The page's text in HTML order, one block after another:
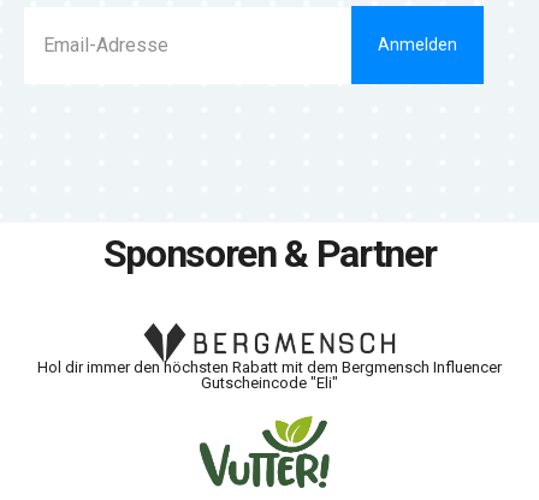
Anmelden
Sponsoren & Partner
Hol dir immer den höchsten Rabatt mit dem Bergmensch Influencer
Gutscheincode "Eli"